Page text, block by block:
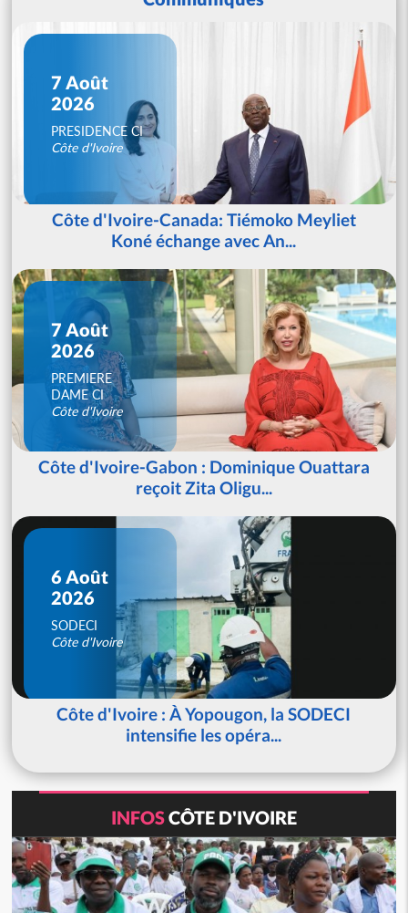
7 Août
2026
PRESIDENCE CI
Côte d'Ivoire
Côte d'Ivoire-Canada: Tiémoko Meyliet
Koné échange avec An...
7 Août
2026
PREMIERE
DAME CI
Côte d'Ivoire
Côte d'Ivoire-Gabon : Dominique Ouattara
reçoit Zita Oligu...
6 Août
2026
SODECI
Côte d'Ivoire
Côte d'Ivoire : À Yopougon, la SODECI
intensifie les opéra...
INFOSCÔTE D'IVOIRE